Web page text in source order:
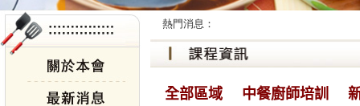
熱門消息：
全部區域 中餐廚師培訓